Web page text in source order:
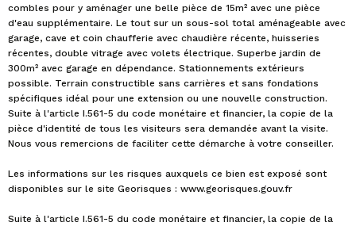
combles pour y aménager une belle pièce de 15m² avec une pièce
d'eau supplémentaire. Le tout sur un sous-sol total aménageable avec
garage, cave et coin chaufferie avec chaudière récente, huisseries
récentes, double vitrage avec volets électrique. Superbe jardin de
300m² avec garage en dépendance. Stationnements extérieurs
possible. Terrain constructible sans carrières et sans fondations
spécifiques idéal pour une extension ou une nouvelle construction.
Suite à l'article I.561-5 du code monétaire et financier, la copie de la
pièce d'identité de tous les visiteurs sera demandée avant la visite.
Nous vous remercions de faciliter cette démarche à votre conseiller.
Les informations sur les risques auxquels ce bien est exposé sont
disponibles sur le site Georisques : www.georisques.gouv.fr
Suite à l'article I.561-5 du code monétaire et financier, la copie de la